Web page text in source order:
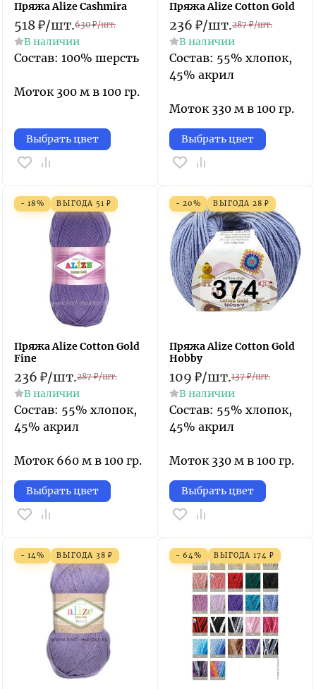
Пряжа Alize Cashmira
518₽/шт.630 ₽/шт.
В наличии
Состав: 100% шерсть
Моток 300 м в 100 гр.
Выбрать цвет
Пряжа Alize Cotton Gold
236 ₽/шт.287 ₽/шт.
В наличии
Состав: 55% хлопок,
45% акрил
Моток 330 м в 100 гр.
Выбрать цвет
- 18% ВЫГОДА 51 ₽
Пряжа Alize Cotton Gold
Fine
236 ₽/шт.287 ₽/шт.
В наличии
Состав: 55% хлопок,
45% акрил
Моток 660 м в 100 гр.
Выбрать цвет
- 20% ВЫГОДА 28 ₽
Пряжа Alize Cotton Gold
Hobby
109 ₽/шт.137 ₽/шт.
В наличии
Состав: 55% хлопок,
45% акрил
Моток 330 м в 100 гр.
Выбрать цвет
- 14% ВЫГОДА 38 ₽ - 64% ВЫГОДА 174 ₽